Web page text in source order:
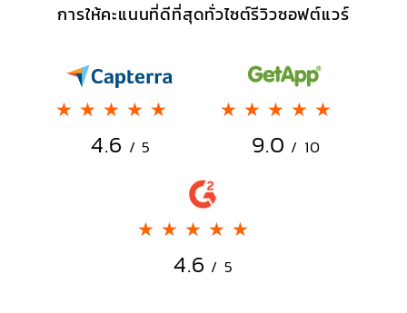
การให้คะแนนที่ดีที่สุดทั่วไซต์รีวิวซอฟต์แวร์
★★★★★
4.6 / 5
★★★★★
9.0 / 10
★★★★★
4.6 / 5